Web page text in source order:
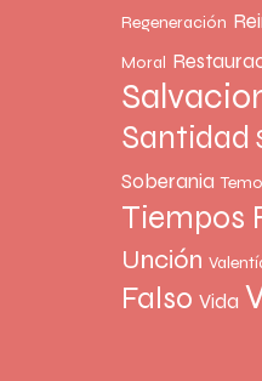
Regeneración
Moral
Santidad
Soberania
Tiempos
Unción
Falso Vida